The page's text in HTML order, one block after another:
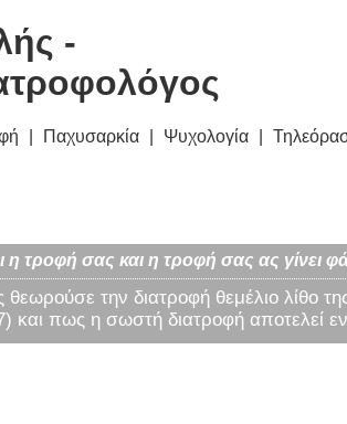
-
Παχυσαρκία Ψυχολογία
η τροφή σας και η τροφή σας ας γίνει
θεωρούσε την διατροφή θεμέλιο λίθο
και πως η σωστή διατροφή αποτελεί